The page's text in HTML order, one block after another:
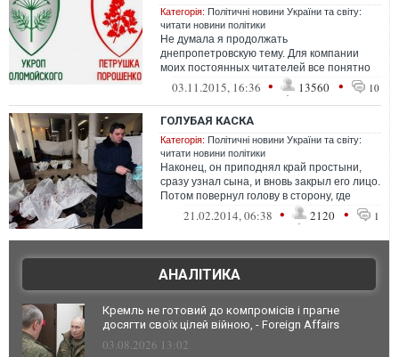
Категорія: Політичні новини України та світу:
читати новини політики
Не думала я продолжать
днепропетровскую тему. Для компании
моих постоянных читателей все понятно
уже из предыдущего поста, но поскольку
появилось мног...
03.11.2015, 16:36 • 13560 • 10
ГОЛУБАЯ КАСКА
Категорія: Політичні новини України та світу:
читати новини політики
Наконец, он приподнял край простыни,
сразу узнал сына, и вновь закрыл его лицо.
Потом повернул голову в сторону, где
лежали еще одиннадцать тел, также...
21.02.2014, 06:38 • 2120 • 1
АНАЛІТИКА
Кремль не готовий до компромісів і прагне
досягти своїх цілей війною, - Foreign Affairs
03.08.2026 13:02